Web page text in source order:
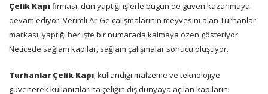
Çelik Kapıfirması, dün yaptığı işlerle bugün de güven kazanmaya
devam ediyor. Verimli Ar-Ge çalışmalarının meyvesini alan Turhanlar
markası, yaptığı her işte bir numarada kalmaya özen gösteriyor.
Neticede sağlam kapılar, sağlam çalışmalar sonucu oluşuyor.
Turhanlar Çelik Kapı; kullandığı malzeme ve teknolojiye
güvenerek kullanıcılarına çeliğin dış dünyaya açılan kapılarını